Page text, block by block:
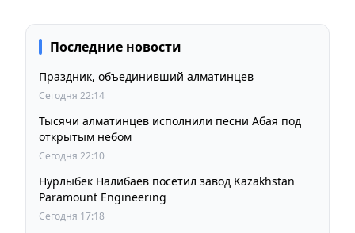
Последние новости
Праздник, объединивший алматинцев
Сегодня 22:14
Тысячи алматинцев исполнили песни Абая под
открытым небом
Сегодня 22:10
Нурлыбек Налибаев посетил завод Kazakhstan
Paramount Engineering
Сегодня 17:18